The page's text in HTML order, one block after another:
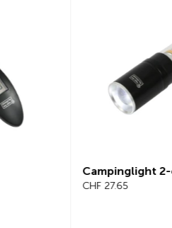
Guirlande LED
CHF 23.05